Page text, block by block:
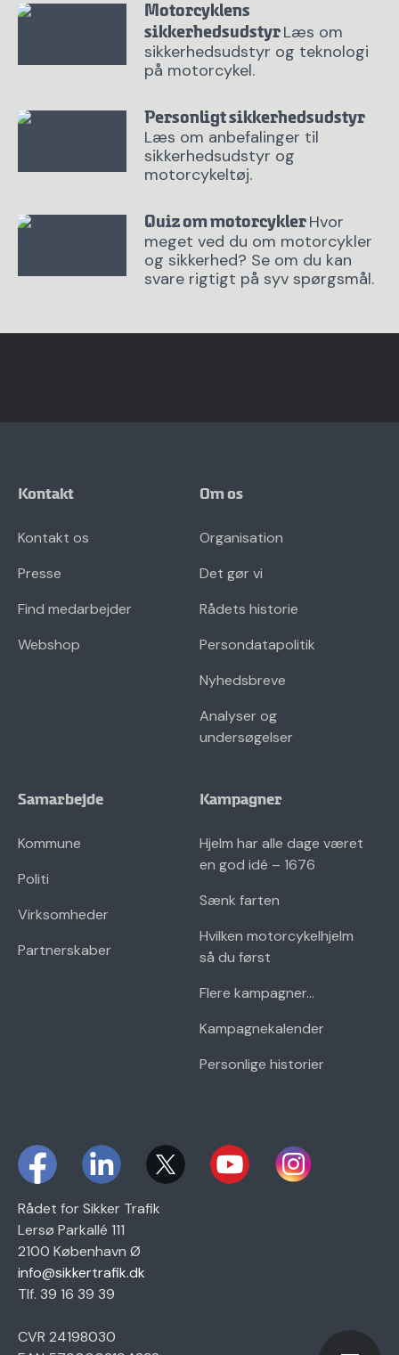
Motorcyklens
sikkerhedsudstyrLæs om
sikkerhedsudstyr og teknologi
på motorcykel.
Personligt sikkerhedsudstyr
Læs om anbefalinger til
sikkerhedsudstyr og
motorcykeltøj.
Quiz om motorcyklerHvor
meget ved du om motorcykler
og sikkerhed? Se om du kan
svare rigtigt på syv spørgsmål.
Kontakt
Kontakt os
Presse
Find medarbejder
Webshop
Om os
Organisation
Det gør vi
Rådets historie
Persondatapolitik
Nyhedsbreve
Analyser og
undersøgelser
Samarbejde
Kommune
Politi
Virksomheder
Partnerskaber
Kampagner
Hjelm har alle dage været
en god idé – 1676
Sænk farten
Hvilken motorcykelhjelm
så du først
Flere kampagner...
Kampagnekalender
Personlige historier
Rådet for Sikker Trafik
Lersø Parkallé 111
2100 København Ø
info@sikkertrafik.dk
Tlf. 39 16 39 39
CVR 24198030